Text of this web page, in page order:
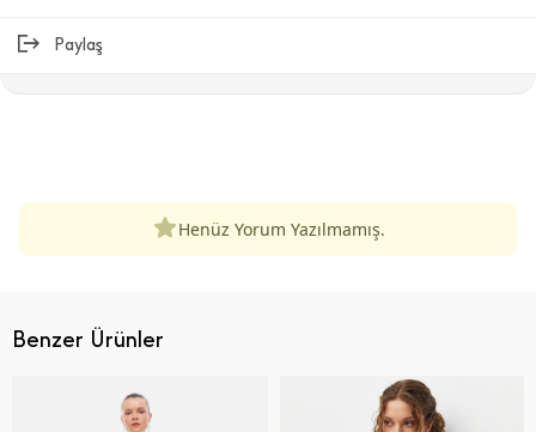
Paylaş
Henüz Yorum Yazılmamış.
Benzer Ürünler